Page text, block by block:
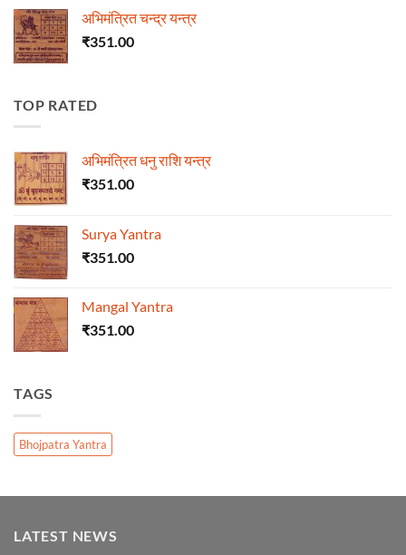
अभिमंत्रित चन्द्र यन्त्र
₹351.00
TOP RATED
अभिमंत्रित धनु राशि यन्त्र
₹351.00
Surya Yantra
₹351.00
Mangal Yantra
₹351.00
TAGS
Bhojpatra Yantra
LATEST NEWS